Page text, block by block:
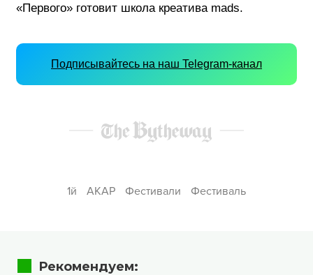
«Первого» готовит школа креатива mads.
Подписывайтесь на наш Telegram-канал
1й АКАР Фестивали Фестиваль
Рекомендуем: